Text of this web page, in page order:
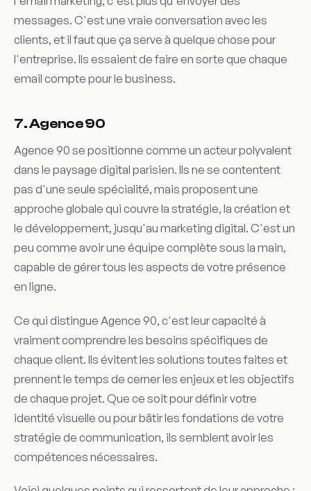
messages. C'est une vraie conversation avec les
clients, et il faut que ça serve à quelque chose pour
l'entreprise. Ils essaient de faire en sorte que chaque
email compte pour le business.
7. Agence 90
Agence 90 se positionne comme un acteur polyvalent
dans le paysage digital parisien. Ils ne se contentent
pas d'une seule spécialité, mais proposent une
approche globale qui couvre la stratégie, la création et
le développement, jusqu'au marketing digital. C'est un
peu comme avoir une équipe complète sous la main,
capable de gérer tous les aspects de votre présence
en ligne.
Ce qui distingue Agence 90, c'est leur capacité à
vraiment comprendre les besoins spécifiques de
chaque client. Ils évitent les solutions toutes faites et
prennent le temps de cerner les enjeux et les objectifs
de chaque projet. Que ce soit pour définir votre
identité visuelle ou pour bâtir les fondations de votre
stratégie de communication, ils semblent avoir les
compétences nécessaires.